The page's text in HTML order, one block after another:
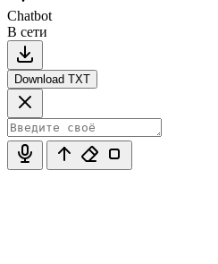
Chatbot
В сети
Download TXT